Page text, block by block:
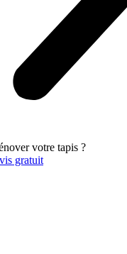
votre tapis ?
gratuit